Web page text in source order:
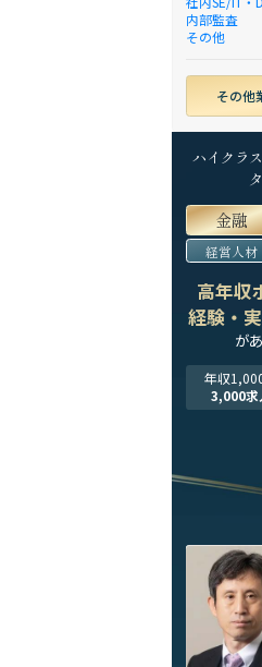
内部監査
その他
その他
ハイクラ
金融
経営人材
高年収
経験・
が
年収
3,000求